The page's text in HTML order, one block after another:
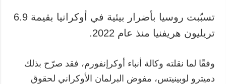
مجتمع
الدفاع
وحماية البيانات
الشخصية
المزيد خدمات
تسبّبت روسيا بأضرار بيئية في أوكرانيا بقيمة 6.9
تريليون هريفنيا منذ عام 2022.
وفقًا لما نقلته وكالة أنباء أوكرإنفورم، فقد صرّح بذلك
دميترو لوبينيتس، مفوض البرلمان الأوكراني لحقوق